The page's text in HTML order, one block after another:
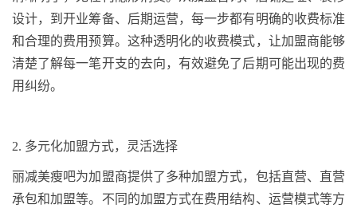
设计，到开业筹备、后期运营，每一步都有明确的收费标准
和合理的费用预算。这种透明化的收费模式，让加盟商能够
清楚了解每一笔开支的去向，有效避免了后期可能出现的费
用纠纷。
2. 多元化加盟方式，灵活选择
丽减美瘦吧为加盟商提供了多种加盟方式，包括直营、直营
承包和加盟等。不同的加盟方式在费用结构、运营模式等方